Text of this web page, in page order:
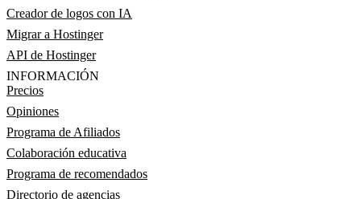
Creador de logos con IA
Migrar a Hostinger
API de Hostinger
INFORMACIÓN
Precios
Opiniones
Programa de Afiliados
Colaboración educativa
Programa de recomendados
Directorio de agencias